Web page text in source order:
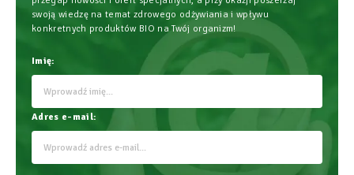
swoją wiedzę na temat zdrowego odżywiania i wpływu
konkretnych produktów BIO na Twój organizm!
Imię:
Adres e-mail: